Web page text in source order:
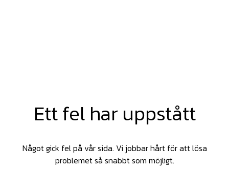
Ett fel har uppstått
Något gick fel på vår sida. Vi jobbar hårt för att lösa
problemet så snabbt som möjligt.